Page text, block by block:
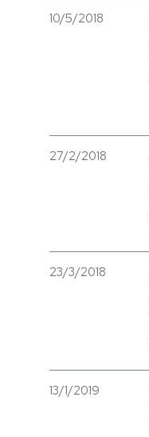
10/5/2018
27/2/2018
23/3/2018
13/1/2019